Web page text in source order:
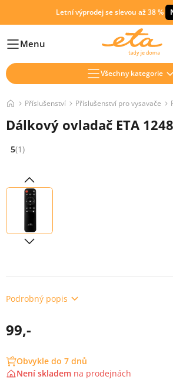
Letní výprodej se slevou až 38 %
HlavníMenu
Všechny kategorie
Příslušenství Příslušenství pro vysavače
Dálkový ovladač ETA
Hodnocení: 5 z 5 (1 recenzí)
5(1)
Podrobný popis
99,-
Obvykle do 7 dnů
Není skladem na prodejnách